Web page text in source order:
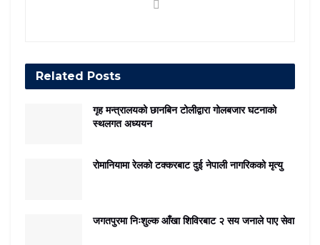
Related Posts
गृह मन्त्रालयको छानबिन टोलीद्वारा गोलबजार घटनाको
स्थलगत अध्ययन
रोमानियामा रेलको टक्करबाट दुई नेपाली नागरिकको मृत्यु
जगतपुरमा निःशुल्क आँखा शिविरबाट २ सय जनाले पाए सेवा